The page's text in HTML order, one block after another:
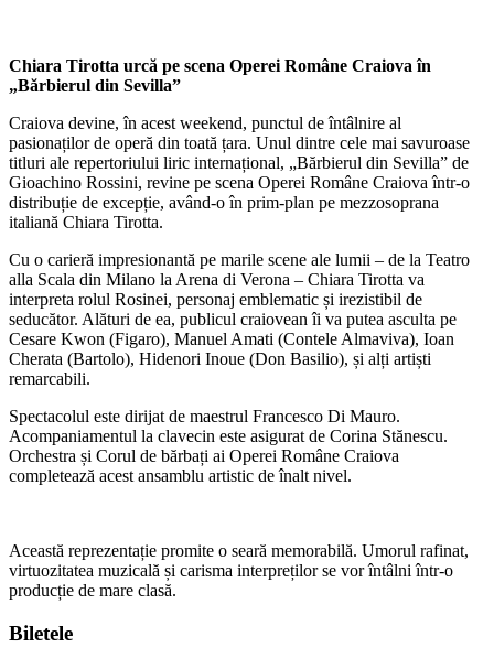
Chiara Tirotta urcă pe scena Operei Române Craiova în
„Bărbierul din Sevilla”
Craiova devine, în acest weekend, punctul de întâlnire al
pasionaților de operă din toată țara. Unul dintre cele mai savuroase
titluri ale repertoriului liric internațional, „Bărbierul din Sevilla” de
Gioachino Rossini, revine pe scena Operei Române Craiova într-o
distribuție de excepție, având-o în prim-plan pe mezzosoprana
italiană Chiara Tirotta.
Cu o carieră impresionantă pe marile scene ale lumii – de la Teatro
alla Scala din Milano la Arena di Verona – Chiara Tirotta va
interpreta rolul Rosinei, personaj emblematic și irezistibil de
seducător. Alături de ea, publicul craiovean îi va putea asculta pe
Cesare Kwon (Figaro), Manuel Amati (Contele Almaviva), Ioan
Cherata (Bartolo), Hidenori Inoue (Don Basilio), și alți artiști
remarcabili.
Spectacolul este dirijat de maestrul Francesco Di Mauro.
Acompaniamentul la clavecin este asigurat de Corina Stănescu.
Orchestra și Corul de bărbați ai Operei Române Craiova
completează acest ansamblu artistic de înalt nivel.
Această reprezentație promite o seară memorabilă. Umorul rafinat,
virtuozitatea muzicală și carisma interpreților se vor întâlni într-o
producție de mare clasă.
Biletele